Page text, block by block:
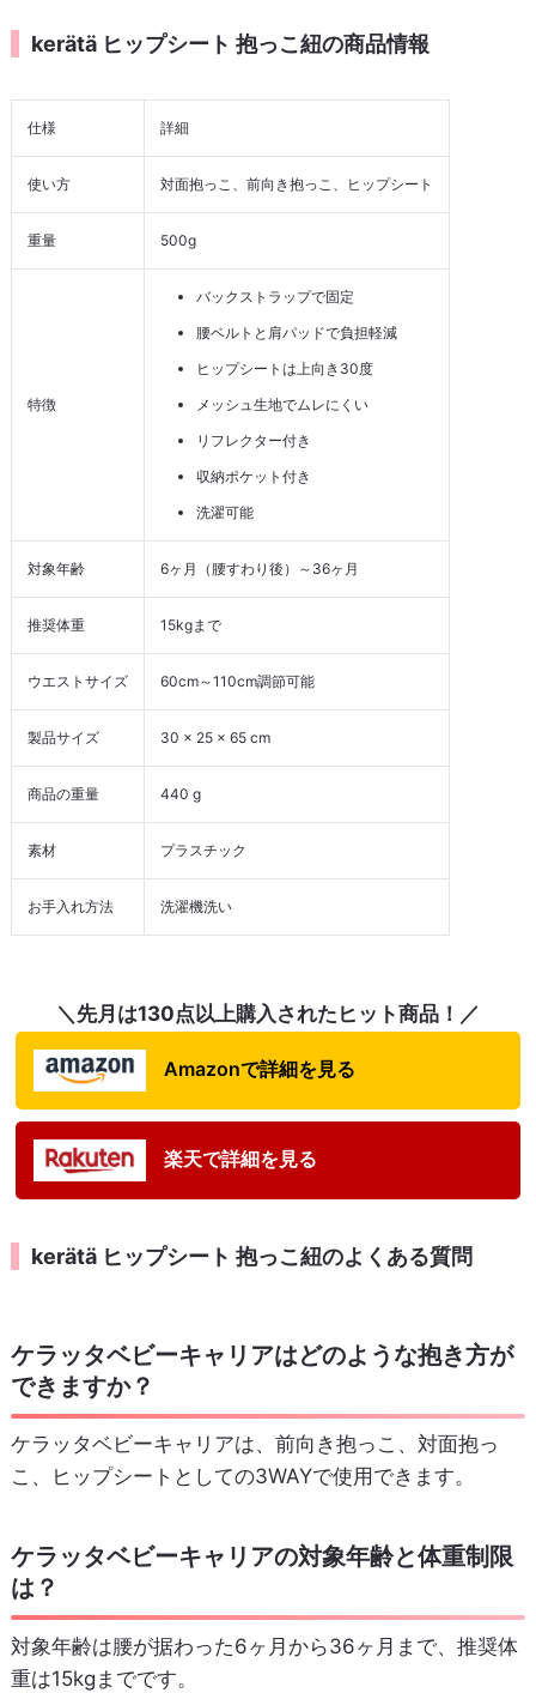
kerätä ヒップシート 抱っこ紐の商品情報
仕様 詳細
使い方 対面抱っこ、前向き抱っこ、ヒップシート
重量 500g
特徴
バックストラップで固定
腰ベルトと肩パッドで負担軽減
ヒップシートは上向き30度
メッシュ生地でムレにくい
リフレクター付き
収納ポケット付き
洗濯可能
対象年齢 6ヶ月（腰すわり後）～36ヶ月
推奨体重 15kgまで
ウエストサイズ 60cm～110cm調節可能
製品サイズ 30 x 25 x 65 cm
商品の重量 440 g
素材 プラスチック
お手入れ方法 洗濯機洗い
＼先月は130点以上購入されたヒット商品！／
Amazonで詳細を見る
楽天で詳細を見る
kerätä ヒップシート 抱っこ紐のよくある質問
ケラッタベビーキャリアはどのような抱き方が
できますか？
ケラッタベビーキャリアは、前向き抱っこ、対面抱っ
こ、ヒップシートとしての3WAYで使用できます。
ケラッタベビーキャリアの対象年齢と体重制限
は？
対象年齢は腰が据わった6ヶ月から36ヶ月まで、推奨体
重は15kgまでです。